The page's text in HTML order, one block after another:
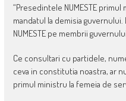
“Presedintele NUMESTE
mandatul la demisia
NUMESTE pe membrii
Ce consultari cu partidele,
ceva in constitutia noastra, ar
primul ministru la femeia de